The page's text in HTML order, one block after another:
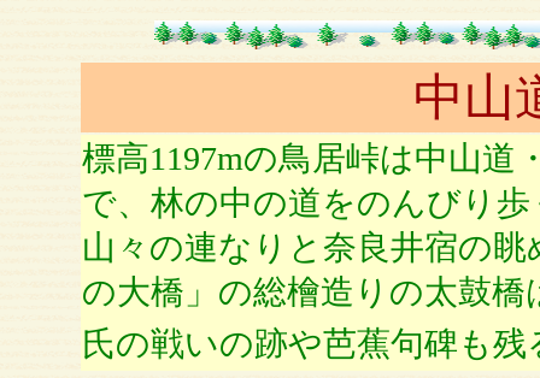
中山
標高1197mの鳥居峠は中山道
で、林の中の道をのんびり
山々の連なりと奈良井宿の
の大橋」の総檜造りの太鼓
氏の戦いの跡や芭蕉句碑も残